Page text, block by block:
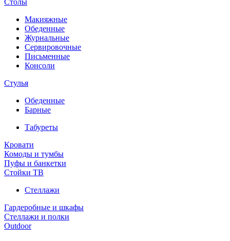
Макияжные
Обеденные
Журнальные
Сервировочные
Письменные
Консоли
Стулья
Обеденные
Барные
Табуреты
Кровати
Комоды и тумбы
Пуфы и банкетки
Стойки ТВ
Стеллажи
Гардеробные и шкафы
Стеллажи и полки
Outdoor